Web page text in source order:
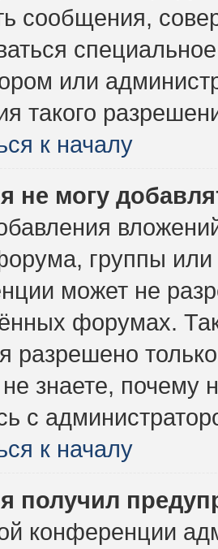
сообщения,
или
такого
к началу
не могу
группы или
может не
форумах.
разрешено
знаете, почему
с
к началу
получил
конференции